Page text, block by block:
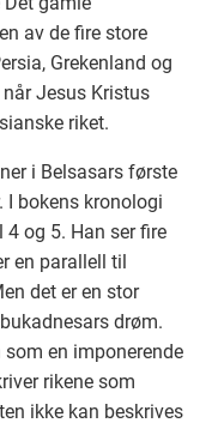
av de fire store
Grekenland og
Jesus Kristus
riket.
i Belsasars første
I bokens kronologi
og 5. Han ser fire
en parallell til
det er en stor
drøm.
en imponerende
rikene som
ikke kan beskrives